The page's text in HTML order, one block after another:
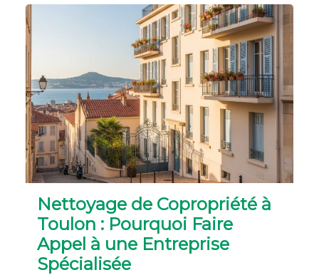
Nettoyage de Copropriété à
Toulon : Pourquoi Faire
Appel à une Entreprise
Spécialisée